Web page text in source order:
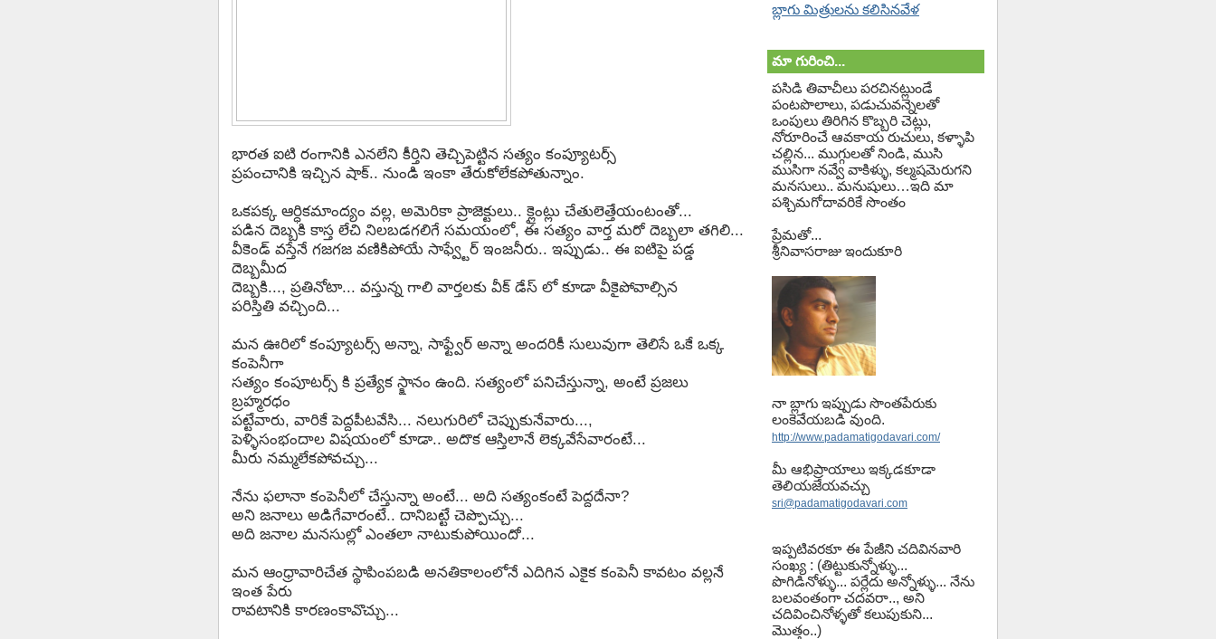
భారత ఐటి రంగానికి ఎనలేని కీర్తిని తెచ్చిపెట్టిన సత్యం కంప్యూటర్స్
ప్రపంచానికి ఇచ్చిన షాక్.. నుండి ఇంకా తేరుకోలేకపోతున్నాం.
ఒకపక్క ఆర్ధికమాంద్యం వల్ల, అమెరికా ప్రాజెక్టులు.. క్లైంట్లు చేతులెత్తేయంటంతో...
పడిన దెబ్బకి కాస్త లేచి నిలబడగలిగే సమయంలో, ఈ సత్యం వార్త మరో దెబ్బలా తగిలి...
వీకెండ్ వస్తేనే గజగజ వణికిపోయే సాఫ్వ్టేర్ ఇంజనీరు.. ఇప్పుడు.. ఈ ఐటిపై పడ్డ
దెబ్బమీద
దెబ్బకి..., ప్రతినోటా... వస్తున్న గాలి వార్తలకు వీక్ డేస్ లో కూడా వీకైపోవాల్సిన
పరిస్తితి వచ్చింది...
మన ఊరిలో కంప్యూటర్స్ అన్నా, సాఫ్ట్వేర్ అన్నా అందరికీ సులువుగా తెలిసే ఒకే ఒక్క
కంపెనీగా
సత్యం కంపూటర్స్ కి ప్రత్యేక స్క్షానం ఉంది. సత్యంలో పనిచేస్తున్నా, అంటే ప్రజలు
బ్రహ్మరధం
పట్టేవారు, వారికే పెద్దపీటవేసి... నలుగురిలో చెప్పుకునేవారు...,
పెళ్ళిసంభందాల విషయంలో కూడా.. అదొక ఆస్తిలానే లెక్కవేసేవారంటే...
మీరు నమ్మలేకపోవచ్చు...
నేను ఫలానా కంపెనీలో చేస్తున్నా అంటే... అది సత్యంకంటే పెద్దదేనా?
అని జనాలు అడిగేవారంటే.. దానిబట్టే చెప్పొచ్చు...
అది జనాల మనసుల్లో ఎంతలా నాటుకుపోయిందో...
మన ఆంధ్రావారిచేత స్థాపింపబడి అనతికాలంలోనే ఎదిగిన ఎకైక కంపెనీ కావటం వల్లనే
ఇంత పేరు
రావటానికి కారణంకావొచ్చు...
బ్లాగు మిత్రులను కలిసినవేళ
మా గురించి...
పసిడి తివాచీలు పరచినట్లుండే
పంటపొలాలు, పడుచువన్నెలతో
ఒంపులు తిరిగిన కొబ్బరి చెట్లు,
నోరూరించే ఆవకాయ రుచులు, కళ్ళాపి
చల్లిన... ముగ్గులతో నిండి, ముసి
ముసిగా నవ్వే వాకిళ్ళు, కల్మషమెరుగని
మనసులు.. మనుషులు…ఇది మా
పశ్చిమగోదావరికే సొంతం
ప్రేమతో...
శ్రీనివాసరాజు ఇందుకూరి
నా బ్లాగు ఇప్పుడు సొంతపేరుకు
లంకెవేయబడి వుంది.
http://www.padamatigodavari.com/
మీ ఆభిప్రాయాలు ఇక్కడకూడా
తెలియజేయవచ్చు
sri@padamatigodavari.com
ఇప్పటివరకూ ఈ పేజీని చదివినవారి
సంఖ్య : (తిట్టుకున్నోళ్ళు...
పొగిడినోళ్ళు... పర్లేదు అన్నోళ్ళు... నేను
బలవంతంగా చదవరా.., అని
చదివించినోళ్ళతో కలుపుకుని...
మొత్తం..)